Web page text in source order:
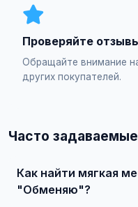
Проверяйте
Обращайте внимание
других покупателей.
Часто
Как найти мягкая
"Обменяю"?